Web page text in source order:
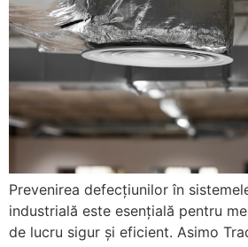
Prevenirea defecțiunilor în
industrială este esențială pentru
de lucru sigur și eficient. Asimo